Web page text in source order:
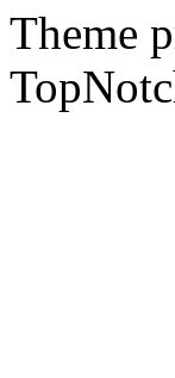
Theme